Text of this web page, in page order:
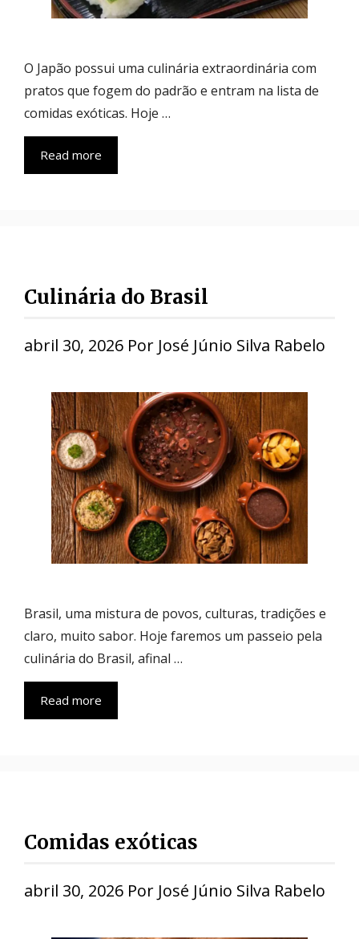
O Japão possui uma culinária extraordinária com
pratos que fogem do padrão e entram na lista de
comidas exóticas. Hoje …
Read more
Culinária do Brasil
abril 30, 2026 Por José Júnio Silva Rabelo
Brasil, uma mistura de povos, culturas, tradições e
claro, muito sabor. Hoje faremos um passeio pela
culinária do Brasil, afinal …
Read more
Comidas exóticas
abril 30, 2026 Por José Júnio Silva Rabelo